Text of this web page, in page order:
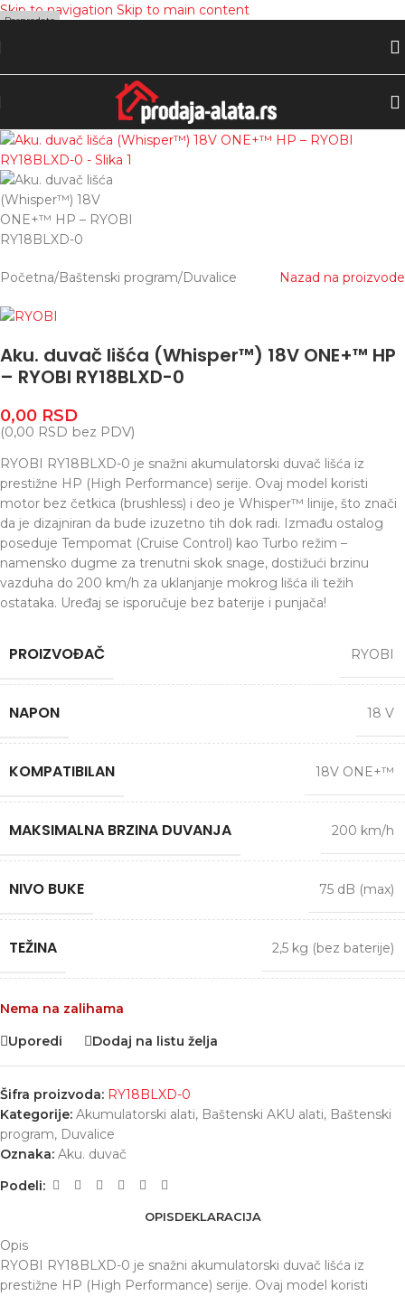
Skip to navigation Skip to main content
Rasprodato
Početna/Baštenski program/Duvalice Nazad na proizvode
Aku. duvač lišća (Whisper™) 18V ONE+™ HP
– RYOBI RY18BLXD-0
0,00 RSD
(0,00 RSD bez PDV)
RYOBI RY18BLXD-0 je snažni akumulatorski duvač lišća iz
prestižne HP (High Performance) serije. Ovaj model koristi
motor bez četkica (brushless) i deo je Whisper™ linije, što znači
da je dizajniran da bude izuzetno tih dok radi. Izmađu ostalog
poseduje Tempomat (Cruise Control) kao Turbo režim –
namensko dugme za trenutni skok snage, dostižući brzinu
vazduha do 200 km/h za uklanjanje mokrog lišća ili težih
ostataka. Uređaj se isporučuje bez baterije i punjača!
PROIZVOĐAČ RYOBI
NAPON 18 V
KOMPATIBILAN 18V ONE+™
MAKSIMALNA BRZINA DUVANJA 200 km/h
NIVO BUKE 75 dB (max)
TEŽINA 2,5 kg (bez baterije)
Nema na zalihama
Uporedi
Dodaj na listu želja
Šifra proizvoda: RY18BLXD-0
Kategorije: Akumulatorski alati, Baštenski AKU alati, Baštenski
program, Duvalice
Oznaka: Aku. duvač
Podeli:
OPISDEKLARACIJA
Opis
RYOBI RY18BLXD-0 je snažni akumulatorski duvač lišća iz
prestižne HP (High Performance) serije. Ovaj model koristi